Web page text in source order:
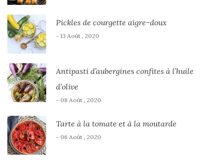
Pickles de courgette aigre-doux
- 13 Août , 2020
Antipasti d’aubergines confites à l’huile
d’olive
- 08 Août , 2020
Tarte à la tomate et à la moutarde
- 06 Août , 2020